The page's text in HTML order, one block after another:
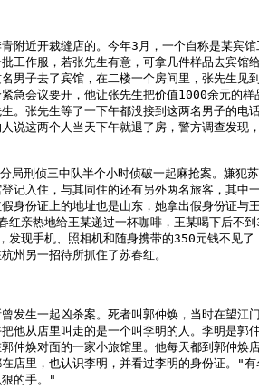
近开裁缝店的。今年3月，一个自称是某宾馆
工作服，若张先生有意，可拿几件样品去宾馆
男子去了宾馆，在二楼一个房间里，张先生见
急会议要开，他让张先生把价值1000余元的样
。张先生等了一下午都没接到这两名男子的电
说这两个人当天下午就退了房，警方调查发现
刑侦三中队半个小时侦破一起麻抢案。嫌犯
记入住，与其同住的还有另外两名旅客，其中
身份证上的地址也是山东，她拿出假身份证与
红亲热地给王某递过一杯咖啡，王某喝下后不
发现手机、照相机和随身携带的350元钱不见了
州另一招待所抓住了苏春红。
生一起凶杀案。死者叫郭仲焕，当时在望江
他从店里叫走的是一个叫李明的人。李明是郭
仲焕对面的一家小旅馆里。他每天都到郭仲焕
店里，也认识李明，并看过李明的身份证。"有
的手。"